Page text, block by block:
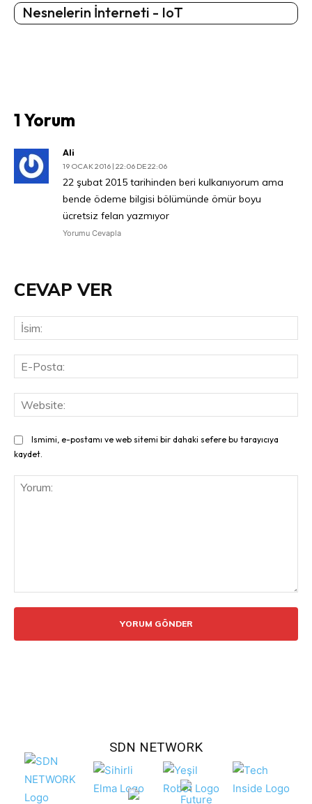
Nesnelerin İnterneti - IoT
1 Yorum
Ali
19 OCAK 2016 | 22:06 DE 22:06
22 şubat 2015 tarihinden beri kulkanıyorum ama
bende ödeme bilgisi bölümünde ömür boyu
ücretsiz felan yazmıyor
Yorumu Cevapla
CEVAP VER
Ismimi, e-postamı ve web sitemi bir dahaki sefere bu tarayıcıya
kaydet.
SDN NETWORK